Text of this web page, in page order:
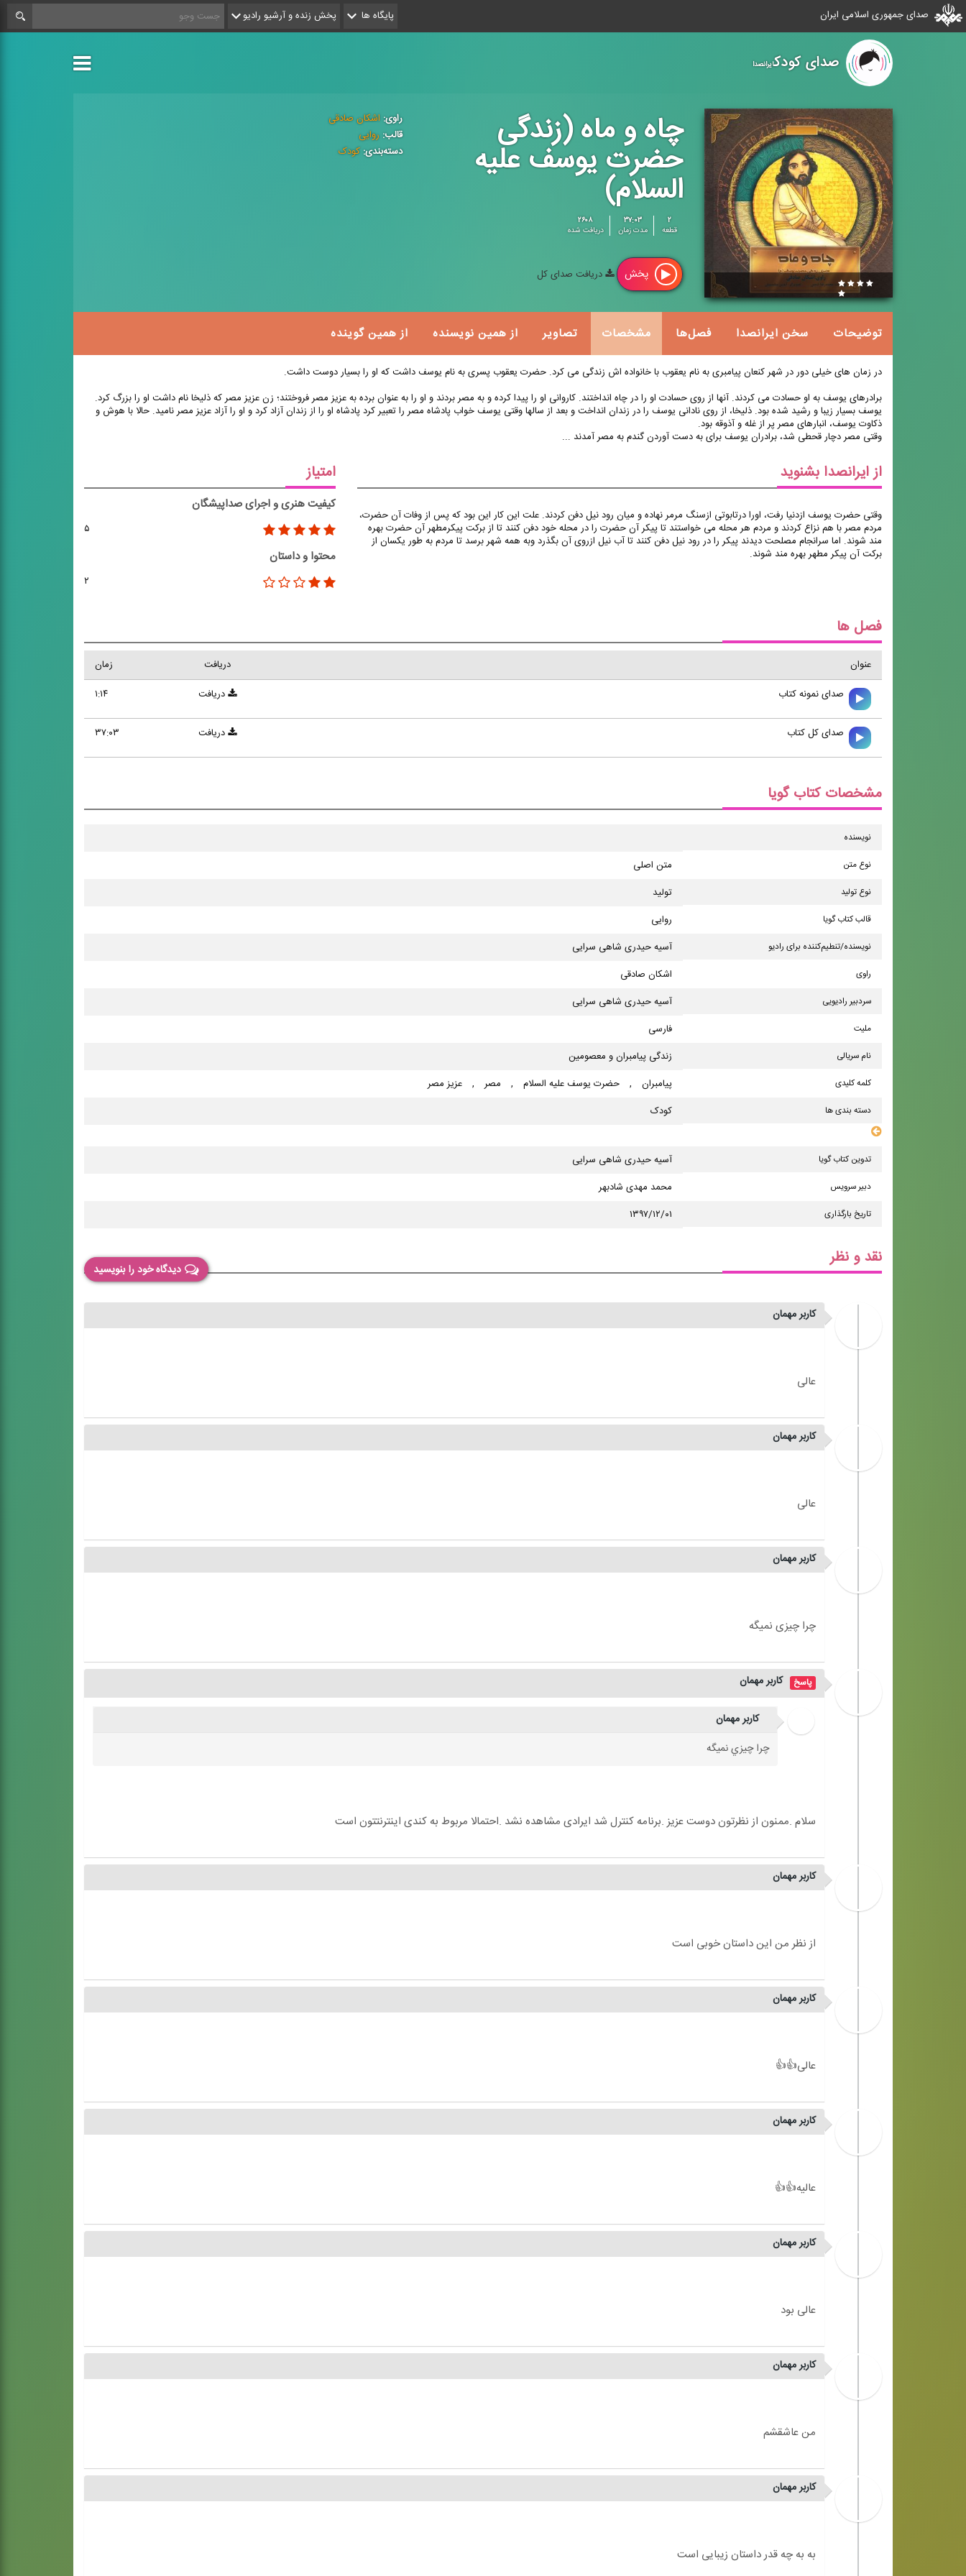
صدای جمهوری اسلامی ایران پایگاه ها پخش زنده و آرشیو رادیو
صدای کودکایرانصدا
چاه و ماه (زندگی
حضرت یوسف علیه
السلام)
۲
قطعه
۳۷:۰۳
مدت زمان
۲۶۰۸
دریافت شده
پخش دریافت صدای کل
راوی: اشکان صادقی
قالب: روایی
دسته‌بندی: کودک
توضیحات سخن ایرانصدا فصل‌ها مشخصات تصاویر از همین نویسنده از همین گوینده
در زمان های خیلی دور در شهر کنعان پیامبری به نام یعقوب با خانواده اش زندگی می کرد. حضرت یعقوب پسری به نام یوسف داشت که او را بسیار دوست داشت.
برادرهای یوسف به او حسادت می کردند. آنها از روی حسادت او را در چاه انداختند. کاروانی او را پیدا کرده و به مصر بردند و او را به عنوان برده به عزیز مصر فروختند؛ زن عزیز مصر که ذلیخا نام داشت او را بزرگ کرد.
یوسف بسیار زیبا و رشید شده بود. ذلیخا، از روی نادانی یوسف را در زندان انداخت و بعد از سالها وقتی یوسف خواب پادشاه مصر را تعبیر کرد پادشاه او را از زندان آزاد کرد و او را آزاد عزیز مصر نامید. حالا با هوش و
ذکاوت یوسف، انبارهای مصر پر از غله و آذوقه بود.
وقتی مصر دچار قحطی شد، برادران یوسف برای به دست آوردن گندم به مصر آمدند ...
از ایرانصدا بشنوید
وقتی حضرت یوسف ازدنیا رفت، اورا درتابوتی ازسنگ مرمر نهاده و میان رود نیل دفن کردند. علت این کار این بود که پس از وفات آن حضرت،
مردم مصر با هم نزاع کردند و مردم هر محله می خواستند تا پیکر آن حضرت را در محله خود دفن کنند تا از برکت پیکرمطهر آن حضرت بهره
مند شوند. اما سرانجام مصلحت دیدند پیکر را در رود نیل دفن کنند تا آب نیل ازروی آن بگذرد وبه همه شهر برسد تا مردم به طور یکسان از
برکت آن پیکر مطهر بهره مند شوند.
امتیاز
کیفیت هنری و اجرای صداپیشگان
۵
محتوا و داستان
۲
فصل ها
عنوان زمان
دریافت
صدای نمونه کتاب
۱:۱۴ دریافت
صدای کل کتاب ۳۷:۰۳ دریافت
مشخصات کتاب گویا
نویسنده
نوع متن
متن اصلی
نوع تولید تولید
قالب کتاب گویا روایی
نویسنده/تنطیم‌کننده برای رادیو آسیه حیدری شاهی سرایی
راوی اشکان صادقی
سردبیر رادیویی آسیه حیدری شاهی سرایی
ملیت فارسی
نام سریالی زندگی پیامبران و معصومین
کلمه کلیدی پیامبران , حضرت یوسف علیه السلام , مصر , عزیز مصر
دسته بندی ها کودک
تدوین کتاب گویا آسیه حیدری شاهی سرایی
دبیر سرویس محمد مهدی شادبهر
تاریخ بارگذاری ۱۳۹۷/۱۲/۰۱
دیدگاه خود را بنویسید
نقد و نظر
کاربر مهمان
کاربر مهمان
کاربر مهمان
کاربر مهمان
کاربر مهمان
چرا چيزي نميگه
کاربر مهمان
کاربر مهمان
کاربر مهمان
کاربر مهمان
کاربر مهمان
کاربر مهمان